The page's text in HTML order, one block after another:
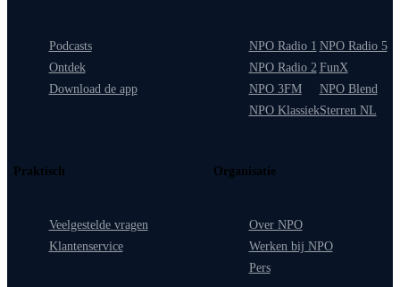
Podcasts
Ontdek
Download de app
NPO Radio 1
NPO Radio 2
NPO 3FM
NPO Klassiek
NPO Radio 5
FunX
NPO Blend
Sterren NL
Praktisch
Veelgestelde vragen
Klantenservice
Organisatie
Over NPO
Werken bij NPO
Pers